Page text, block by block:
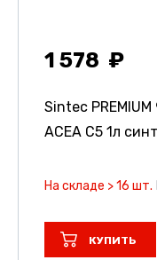
1 578
Sintec
ACEA C5 1л
На складе > 16 шт.
КУПИТЬ